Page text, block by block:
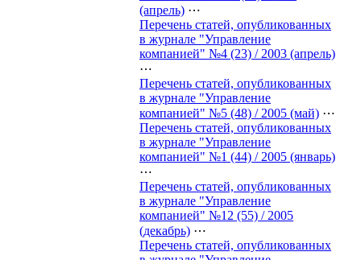
(апрель) ⋯
Перечень статей, опубликованных
в журнале "Управление
компанией" №4 (23) / 2003 (апрель)
⋯
Перечень статей, опубликованных
в журнале "Управление
компанией" №5 (48) / 2005 (май) ⋯
Перечень статей, опубликованных
в журнале "Управление
компанией" №1 (44) / 2005 (январь)
⋯
Перечень статей, опубликованных
в журнале "Управление
компанией" №12 (55) / 2005
(декабрь) ⋯
Перечень статей, опубликованных